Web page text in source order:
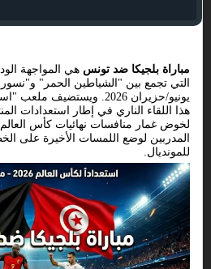
مباراة بلجيكا ضد تونس هي المواجهة
يونيو/حزيران 2026. ويستضيف
هذا اللقاء الناري في إطار استعدادات
المدربين لوضع اللمسات الأخيرة على
للمونديال.